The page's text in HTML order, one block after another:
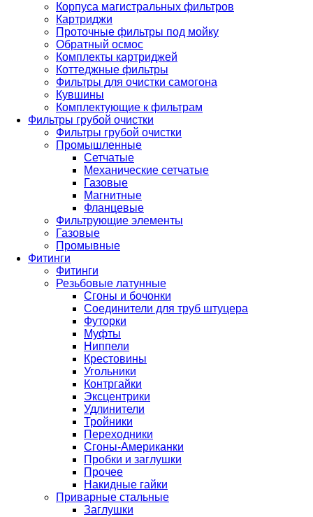
Корпуса магистральных фильтров
Картриджи
Проточные фильтры под мойку
Обратный осмос
Комплекты картриджей
Коттеджные фильтры
Фильтры для очистки самогона
Кувшины
Комплектующие к фильтрам
Фильтры грубой очистки
Фильтры грубой очистки
Промышленные
Сетчатые
Механические сетчатые
Газовые
Магнитные
Фланцевые
Фильтрующие элементы
Газовые
Промывные
Фитинги
Фитинги
Резьбовые латунные
Сгоны и бочонки
Соединители для труб штуцера
Футорки
Муфты
Ниппели
Крестовины
Угольники
Контргайки
Эксцентрики
Удлинители
Тройники
Переходники
Сгоны-Американки
Пробки и заглушки
Прочее
Накидные гайки
Приварные стальные
Заглушки